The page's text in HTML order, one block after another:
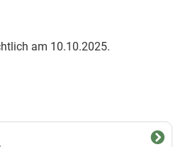
am 10.10.2025.